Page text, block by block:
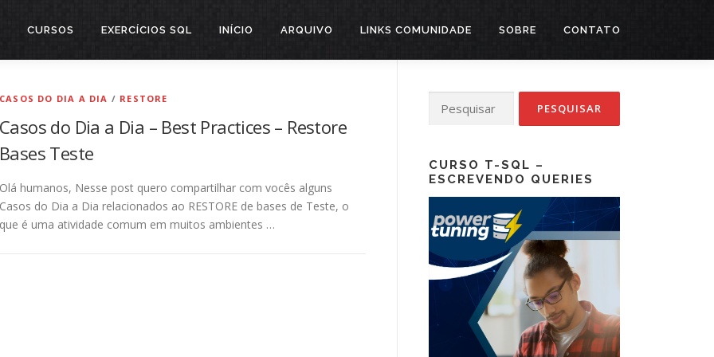
CURSOS EXERCÍCIOS SQL INÍCIO ARQUIVO LINKS COMUNIDADE SOBRE CONTATO
CASOS DO DIA A DIA / RESTORE
Casos do Dia a Dia – Best Practices – Restore
Bases Teste
Olá humanos, Nesse post quero compartilhar com vocês alguns
Casos do Dia a Dia relacionados ao RESTORE de bases de Teste, o
que é uma atividade comum em muitos ambientes …
por:
CURSO T-SQL –
ESCREVENDO QUERIES